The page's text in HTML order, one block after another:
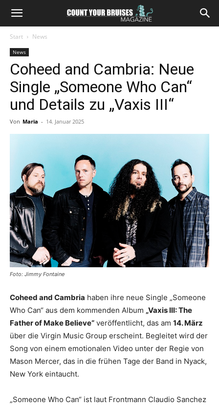
Start News
News
Coheed and Cambria: Neue
Single „Someone Who Can“
und Details zu „Vaxis III“
Von Maria - 14. Januar 2025
Foto: Jimmy Fontaine
Coheed and Cambria haben ihre neue Single „Someone
Who Can“ aus dem kommenden Album „Vaxis III: The
Father of Make Believe“ veröffentlicht, das am 14. März
über die Virgin Music Group erscheint. Begleitet wird der
Song von einem emotionalen Video unter der Regie von
Mason Mercer, das in die frühen Tage der Band in Nyack,
New York eintaucht.
„Someone Who Can“ ist laut Frontmann Claudio Sanchez